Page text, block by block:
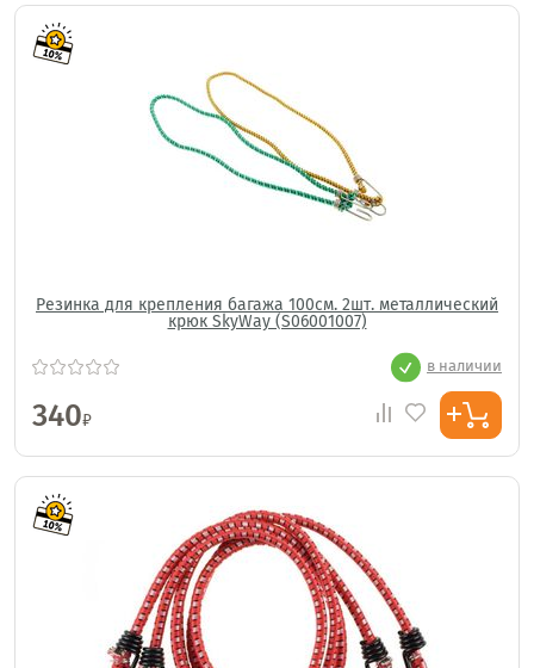
Резинка для крепления багажа 100см. 2шт. металлический
крюк SkyWay (S06001007)
в наличии
340₽